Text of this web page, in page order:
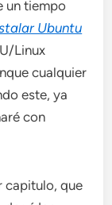
un tiempo
Ubuntu
Linux
cualquier
este, ya
con
capitulo, que